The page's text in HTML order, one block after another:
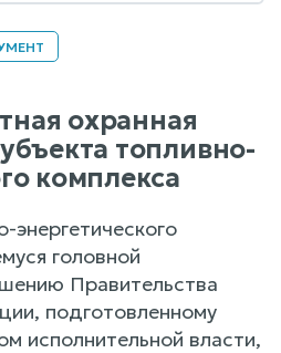
охранная
топливно-
комплекса
энергетического
головной
Правительства
подготовленному
исполнительной власти,